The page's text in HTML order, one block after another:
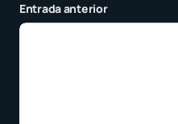
Entrada anterior